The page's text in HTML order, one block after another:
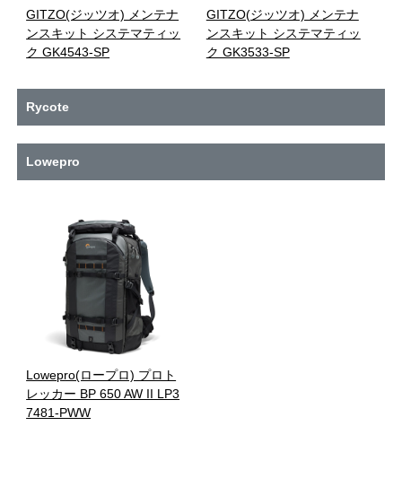
GITZO(ジッツオ) メンテナ
ンスキット システマティッ
ク GK4543-SP
GITZO(ジッツオ) メンテナ
ンスキット システマティッ
ク GK3533-SP
Rycote
Lowepro
Lowepro(ロープロ) プロト
レッカー BP 650 AW II LP3
7481-PWW